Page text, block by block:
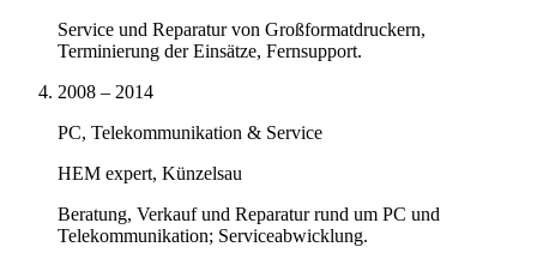
Service und Reparatur von Großformatdruckern,
Terminierung der Einsätze, Fernsupport.
2008 – 2014
PC, Telekommunikation & Service
HEM expert, Künzelsau
Beratung, Verkauf und Reparatur rund um PC und
Telekommunikation; Serviceabwicklung.